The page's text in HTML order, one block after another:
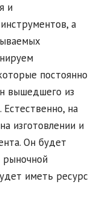
и
а
постоянно
вышедшего из
на
изготовлении и
Он будет
иметь ресурс